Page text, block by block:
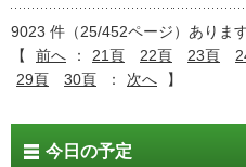
9023 件（25/452ページ）あります
【
前へ ： 21頁 22頁 23頁
29頁
30頁 ： 次へ 】
今日の予定